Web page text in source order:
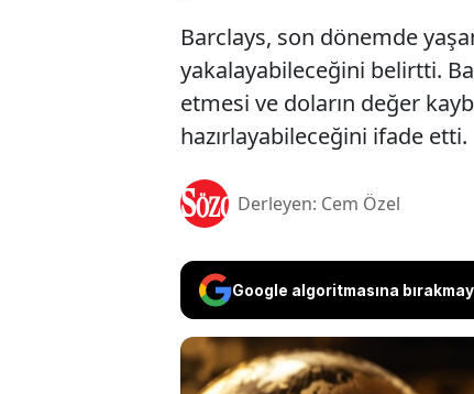
Barclays, son dönemde
yakalayabileceğini belirtti.
etmesi ve doların değer
hazırlayabileceğini ifade etti.
Derleyen: Cem Özel
Google algoritmasına